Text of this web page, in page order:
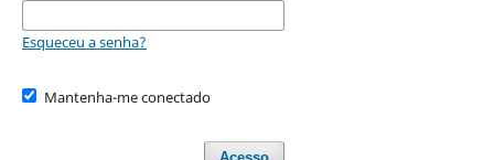
Esqueceu a senha?
Mantenha-me conectado